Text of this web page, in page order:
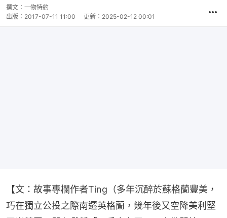
撰文： 一物特約
出版： 2017-07-11 11:00 更新： 2025-02-12 00:01
【文：故事專欄作者Ting（多年沉醉於蘇格蘭豐美，
巧在獨立公投之際南遷英格蘭，幾年後又空降美利堅